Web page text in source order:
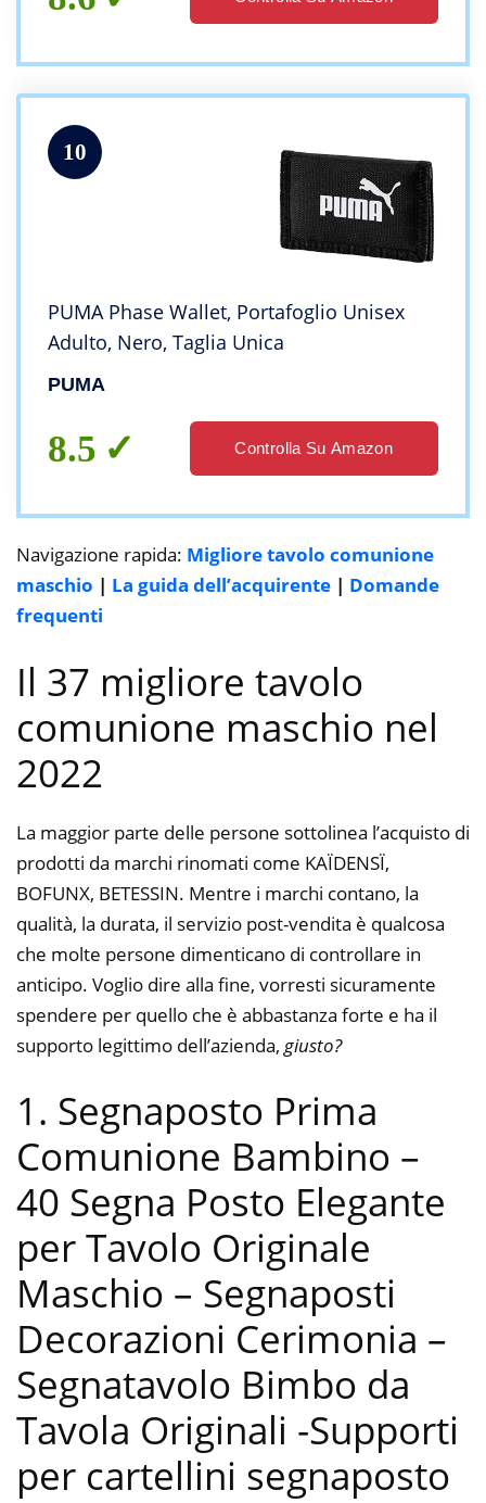
10
PUMA Phase Wallet, Portafoglio Unisex
Adulto, Nero, Taglia Unica
PUMA
8.5 Controlla Su Amazon
Navigazione rapida: Migliore tavolo comunione
maschio | La guida dell’acquirente | Domande
frequenti
Il 37 migliore tavolo
comunione maschio nel
2022
La maggior parte delle persone sottolinea l’acquisto di
prodotti da marchi rinomati come KAÏDENSÏ,
BOFUNX, BETESSIN. Mentre i marchi contano, la
qualità, la durata, il servizio post-vendita è qualcosa
che molte persone dimenticano di controllare in
anticipo. Voglio dire alla fine, vorresti sicuramente
spendere per quello che è abbastanza forte e ha il
supporto legittimo dell’azienda, giusto?
1. Segnaposto Prima
Comunione Bambino –
40 Segna Posto Elegante
per Tavolo Originale
Maschio – Segnaposti
Decorazioni Cerimonia –
Segnatavolo Bimbo da
Tavola Originali -Supporti
per cartellini segnaposto